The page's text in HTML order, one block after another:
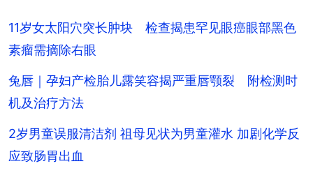
11岁女太阳穴突长肿块 检查揭患罕见眼癌眼部黑色
素瘤需摘除右眼
兔唇｜孕妇产检胎儿露笑容揭严重唇颚裂 附检测时
机及治疗方法
2岁男童误服清洁剂 祖母见状为男童灌水 加剧化学反
应致肠胃出血